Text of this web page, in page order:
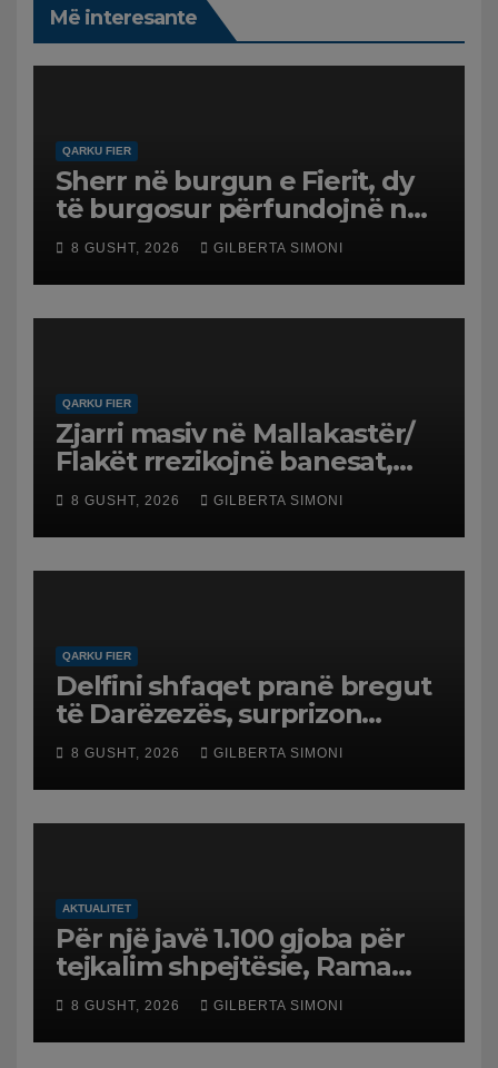
Më interesante
QARKU FIER
Sherr në burgun e Fierit, dy
të burgosur përfundojnë në
spital
8 GUSHT, 2026 GILBERTA SIMONI
QARKU FIER
Zjarri masiv në Mallakastër/
Flakët rrezikojnë banesat,
Policia evakuon disa familje
në Koilac
8 GUSHT, 2026 GILBERTA SIMONI
QARKU FIER
Delfini shfaqet pranë bregut
të Darëzezës, surprizon
pushuesit dhe banorët
8 GUSHT, 2026 GILBERTA SIMONI
AKTUALITET
Për një javë 1.100 gjoba për
tejkalim shpejtësie, Rama
publikon videon: Kamerat e
trafikut së shpejti në
funksion
8 GUSHT, 2026 GILBERTA SIMONI